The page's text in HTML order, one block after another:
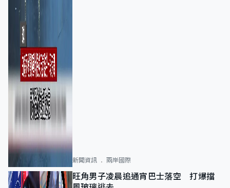
新聞資訊 兩岸國際
旺角男子凌晨追通宵巴士落空 打爆擋